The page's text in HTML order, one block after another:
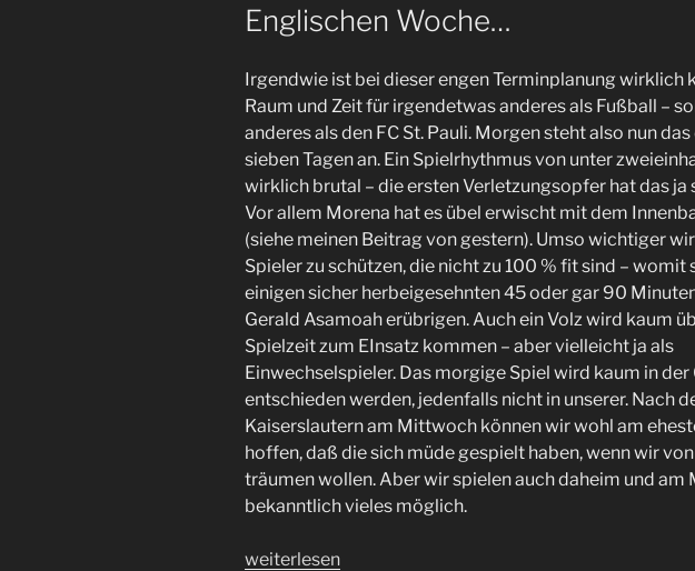
Album
IMPLOSION“
Englischen Woche…
Irgendwie ist bei dieser engen Terminplanung wirklich
Raum und Zeit für irgendetwas anderes als Fußball –
anderes als den FC St. Pauli. Morgen steht also nun
sieben Tagen an. Ein Spielrhythmus von unter
wirklich brutal – die ersten Verletzungsopfer hat das ja
Vor allem Morena hat es übel erwischt mit dem
(siehe meinen Beitrag von gestern). Umso wichtiger
Spieler zu schützen, die nicht zu 100 % fit sind – womit
einigen sicher herbeigesehnten 45 oder gar 90
Gerald Asamoah erübrigen. Auch ein Volz wird kaum
Spielzeit zum EInsatz kommen – aber vielleicht ja als
Einwechselspieler. Das morgige Spiel wird kaum in
entschieden werden, jedenfalls nicht in unserer. Nach
Kaiserslautern am Mittwoch können wir wohl am
hoffen, daß die sich müde gespielt haben, wenn wir
träumen wollen. Aber wir spielen auch daheim und am
bekanntlich vieles möglich.
„Und
weiterlesen